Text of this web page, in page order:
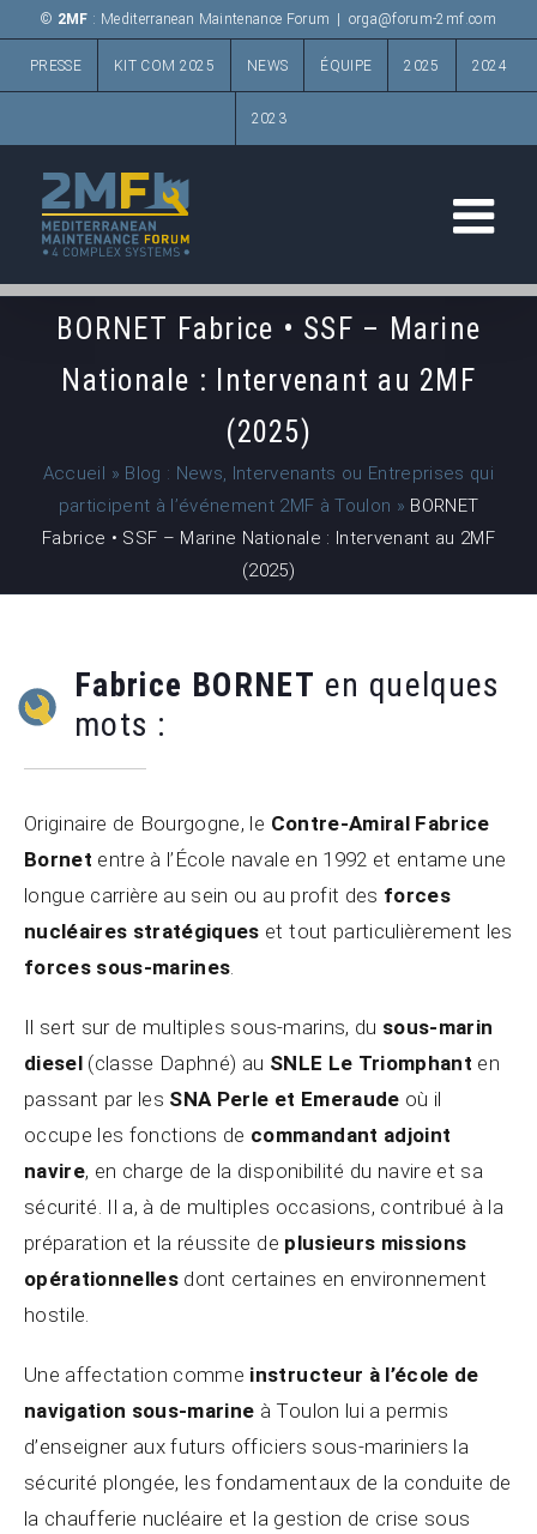
Passer
contenu
© 2MF : Mediterranean Maintenance Forum orga@forum-2mf.com
PRESSE KIT COM 2025 NEWS ÉQUIPE 2025 2024
2023
BORNET Fabrice • SSF – Marine
Nationale : Intervenant au 2MF
(2025)
Accueil » Blog : News, Intervenants ou Entreprises qui
participent à l’événement 2MF à Toulon » BORNET
Fabrice • SSF – Marine Nationale : Intervenant au 2MF
(2025)
Fabrice BORNET en quelques
mots :
Originaire de Bourgogne, le Contre-Amiral Fabrice
Bornet entre à l’École navale en 1992 et entame une
longue carrière au sein ou au profit des forces
nucléaires stratégiques et tout particulièrement les
forces sous-marines.
Il sert sur de multiples sous-marins, du sous-marin
diesel (classe Daphné) au SNLE Le Triomphant en
passant par les SNA Perle et Emeraude où il
occupe les fonctions de commandant adjoint
navire, en charge de la disponibilité du navire et sa
sécurité. Il a, à de multiples occasions, contribué à la
préparation et la réussite de plusieurs missions
opérationnelles dont certaines en environnement
hostile.
Une affectation comme instructeur à l’école de
navigation sous-marine à Toulon lui a permis
d’enseigner aux futurs officiers sous-mariniers la
sécurité plongée, les fondamentaux de la conduite de
la chaufferie nucléaire et la gestion de crise sous